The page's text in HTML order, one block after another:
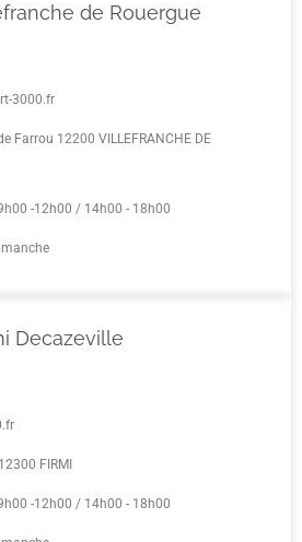
de Rouergue
3000.fr
Farrou 12200 VILLEFRANCHE DE
-12h00 / 14h00 - 18h00
Decazeville
FIRMI
-12h00 / 14h00 - 18h00